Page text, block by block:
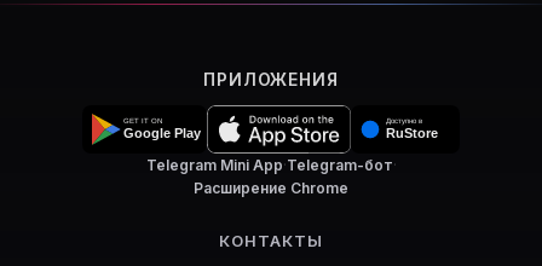
ПРИЛОЖЕНИЯ
Telegram Mini App·Telegram-бот·
Расширение Chrome
КОНТАКТЫ